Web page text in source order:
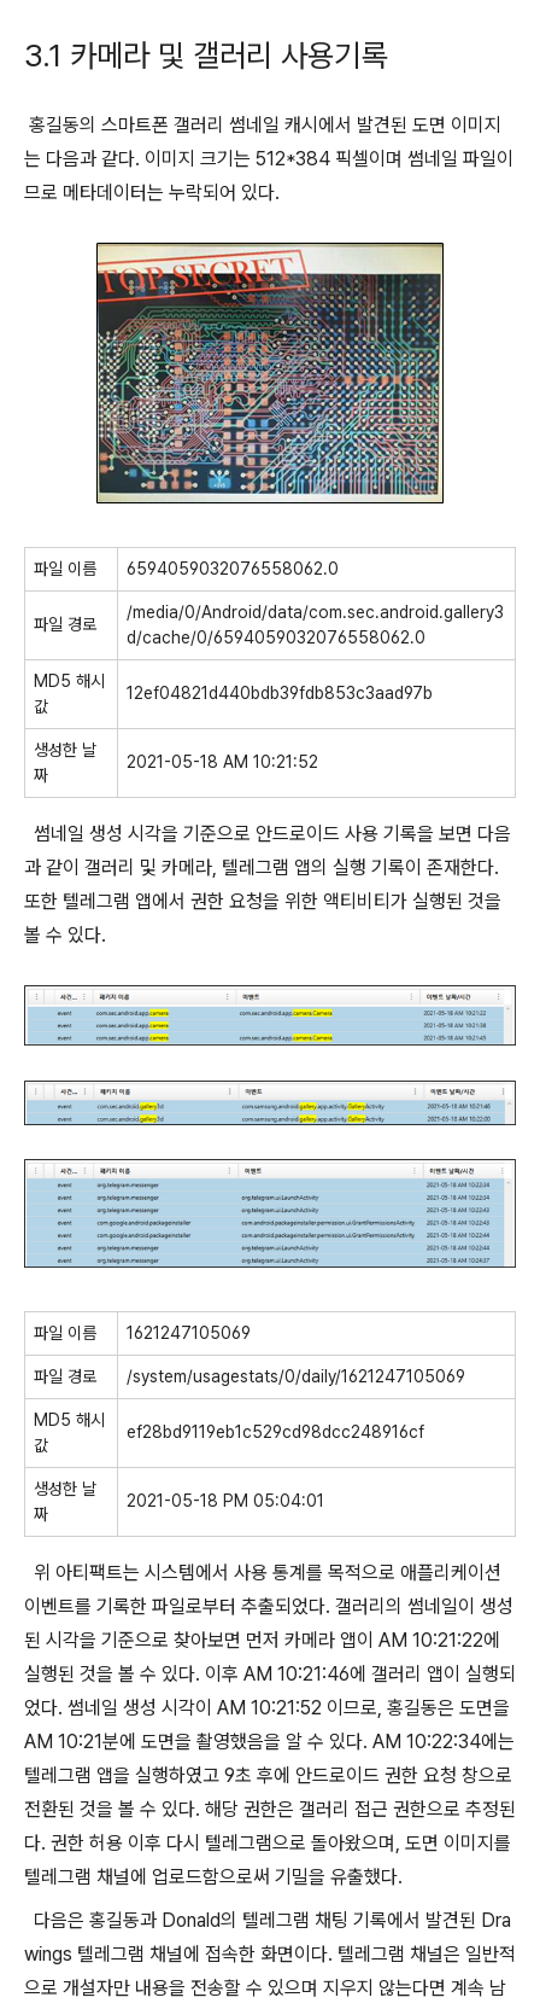
3.1 카메라 및 갤러리 사용기록
홍길동의 스마트폰 갤러리 썸네일 캐시에서 발견된 도면 이미지
는 다음과 같다. 이미지 크기는 512*384 픽셀이며 썸네일 파일이
므로 메타데이터는 누락되어 있다.
파일 이름 6594059032076558062.0
파일 경로
/media/0/Android/data/com.sec.android.gallery3
d/cache/0/6594059032076558062.0
MD5 해시
값
12ef04821d440bdb39fdb853c3aad97b
생성한 날
짜
2021-05-18 AM 10:21:52
썸네일 생성 시각을 기준으로 안드로이드 사용 기록을 보면 다음
과 같이 갤러리 및 카메라, 텔레그램 앱의 실행 기록이 존재한다.
또한 텔레그램 앱에서 권한 요청을 위한 액티비티가 실행된 것을
볼 수 있다.
파일 이름 1621247105069
파일 경로 /system/usagestats/0/daily/1621247105069
MD5 해시
값
ef28bd9119eb1c529cd98dcc248916cf
생성한 날
짜
2021-05-18 PM 05:04:01
위 아티팩트는 시스템에서 사용 통계를 목적으로 애플리케이션
이벤트를 기록한 파일로부터 추출되었다. 갤러리의 썸네일이 생성
된 시각을 기준으로 찾아보면 먼저 카메라 앱이 AM 10:21:22에
실행된 것을 볼 수 있다. 이후 AM 10:21:46에 갤러리 앱이 실행되
었다. 썸네일 생성 시각이 AM 10:21:52 이므로, 홍길동은 도면을
AM 10:21분에 도면을 촬영했음을 알 수 있다. AM 10:22:34에는
텔레그램 앱을 실행하였고 9초 후에 안드로이드 권한 요청 창으로
전환된 것을 볼 수 있다. 해당 권한은 갤러리 접근 권한으로 추정된
다. 권한 허용 이후 다시 텔레그램으로 돌아왔으며, 도면 이미지를
텔레그램 채널에 업로드함으로써 기밀을 유출했다.
다음은 홍길동과 Donald의 텔레그램 채팅 기록에서 발견된 Dra
wings 텔레그램 채널에 접속한 화면이다. 텔레그램 채널은 일반적
으로 개설자만 내용을 전송할 수 있으며 지우지 않는다면 계속 남